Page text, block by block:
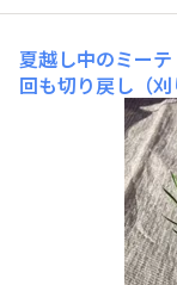
夏越し中のミーテ
回も切り戻し（
が、まだ咲かせ
めカットアフタ